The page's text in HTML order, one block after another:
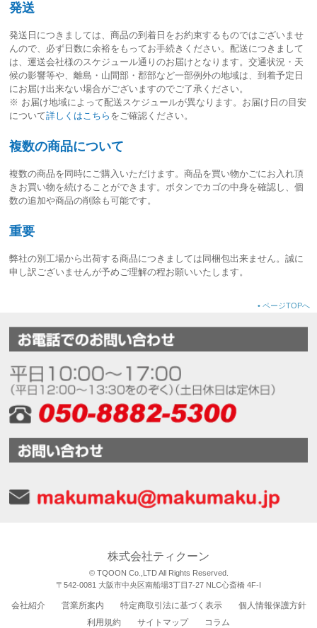
発送
発送日につきましては、商品の到着日をお約束するものではございませ
んので、必ず日数に余裕をもってお手続きください。配送につきまして
は、運送会社様のスケジュール通りのお届けとなります。交通状況・天
候の影響等や、離島・山間部・郡部など一部例外の地域は、到着予定日
にお届け出来ない場合がございますのでご了承ください。
※ お届け地域によって配送スケジュールが異なります。お届け日の目安
について詳しくはこちら をご確認ください。
複数の商品について
複数の商品を同時にご購入いただけます。商品を買い物かごにお入れ頂
きお買い物を続けることができます。ボタンでカゴの中身を確認し、個
数の追加や商品の削除も可能です。
重要
弊社の別工場から出荷する商品につきましては同梱包出来ません。誠に
申し訳ございませんが予めご理解の程お願いいたします。
• ページTOPへ
株式会社ティクーン
© TQOON Co.,LTD All Rights Reserved.
〒542-0081 大阪市中央区南船場3丁目7-27 NLC心斎橋 4F-I
会社紹介 営業所案内 特定商取引法に基づく表示
個人情報保護方針
利用規約
サイトマップ コラム